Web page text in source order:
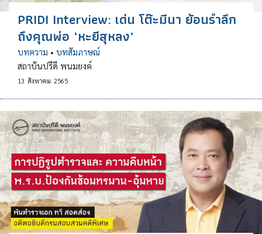
PRIDI Interview: เด่น โต๊ะมีนา ย้อนรำลึก
ถึงคุณพ่อ ‘หะยีสุหลง’
บทความ • บทสัมภาษณ์
สถาบันปรีดี พนมยงค์
13 สิงหาคม 2565